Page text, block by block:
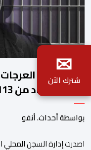
ادارة سجن
زيان استفاد من 113 استشارة و50 فحصا طبيا
بواسطة أحداث. أنفو
✉
شترك الآن